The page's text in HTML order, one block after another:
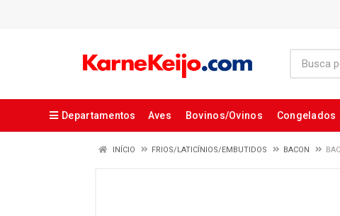
Departamentos Aves Bovinos/Ovinos Congelados
INÍCIO FRIOS/LATICÍNIOS/EMBUTIDOS BACON